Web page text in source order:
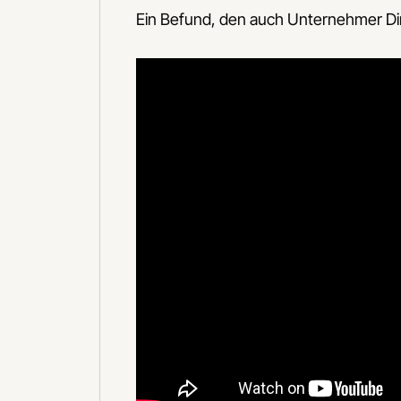
Ein Befund, den auch Unternehmer